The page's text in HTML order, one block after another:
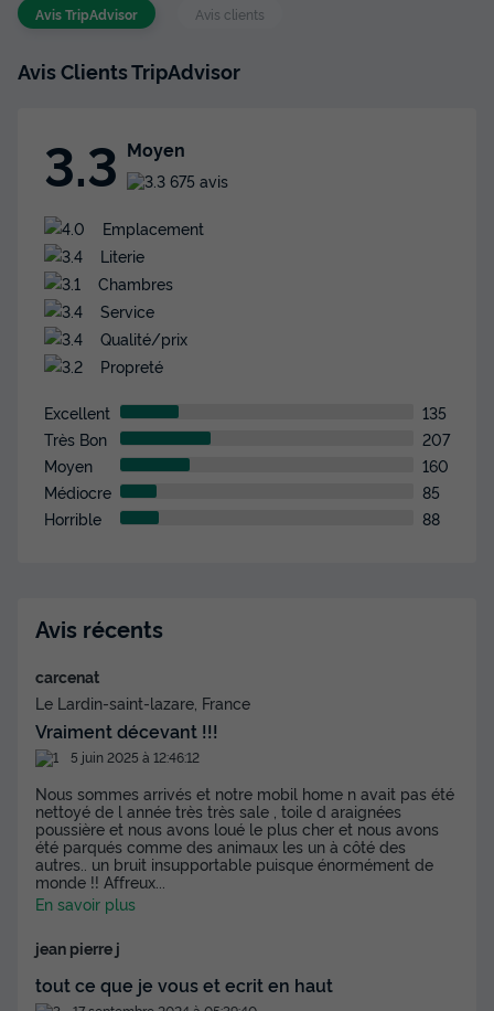
Avis TripAdvisor Avis clients
Avis Clients TripAdvisor
3.3 Moyen
675 avis
Emplacement
Literie
Chambres
Service
Qualité/prix
Propreté
Excellent
135
Très Bon
207
Moyen
160
Médiocre
85
Horrible
88
Avis récents
carcenat
Le Lardin-saint-lazare, France
Vraiment décevant !!!
5 juin 2025 à 12:46:12
Nous sommes arrivés et notre mobil home n avait pas été
nettoyé de l année très très sale , toile d araignées
poussière et nous avons loué le plus cher et nous avons
été parqués comme des animaux les un à côté des
autres.. un bruit insupportable puisque énormément de
monde !! Affreux
En savoir plus
jean pierre j
tout ce que je vous et ecrit en haut